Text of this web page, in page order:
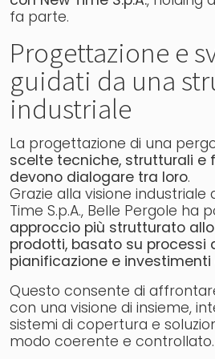
fa parte.
Progettazione e
guidati da una
industriale
La progettazione di una
scelte tecniche, strutturali e
devono dialogare tra loro.
Grazie alla visione industriale
Time S.p.A., Belle Pergole ha
approccio più strutturato
prodotti, basato su processi
pianificazione e investimenti
Questo consente di
con una visione di insieme,
sistemi di copertura e
modo coerente e controllato.